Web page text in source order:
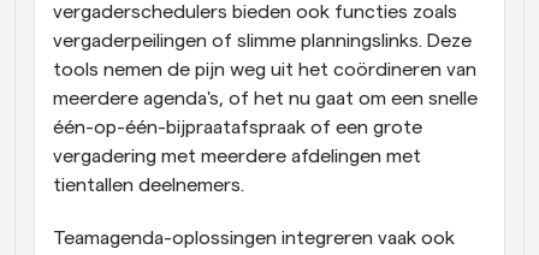
vergaderschedulers bieden ook functies zoals
vergaderpeilingen of slimme planningslinks. Deze
tools nemen de pijn weg uit het coördineren van
meerdere agenda's, of het nu gaat om een snelle
één-op-één-bijpraatafspraak of een grote
vergadering met meerdere afdelingen met
tientallen deelnemers.
Teamagenda-oplossingen integreren vaak ook